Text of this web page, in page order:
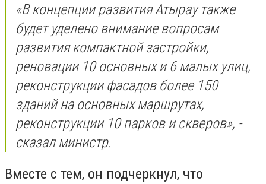
«В концепции развития Атырау также
будет уделено внимание вопросам
развития компактной застройки,
реновации 10 основных и 6 малых улиц,
реконструкции фасадов более 150
зданий на основных маршрутах,
реконструкции 10 парков и скверов», -
сказал министр.
Вместе с тем, он подчеркнул, что